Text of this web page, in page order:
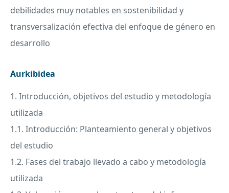
debilidades muy notables en sostenibilidad y
transversalización efectiva del enfoque de género en
desarrollo
Aurkibidea
1. Introducción, objetivos del estudio y metodología
utilizada
1.1. Introducción: Planteamiento general y objetivos
del estudio
1.2. Fases del trabajo llevado a cabo y metodología
utilizada